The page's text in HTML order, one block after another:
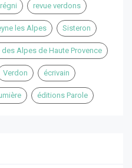
revue verdons
les Alpes Sisteron
Alpes de Haute Provence
Verdon écrivain
éditions Parole